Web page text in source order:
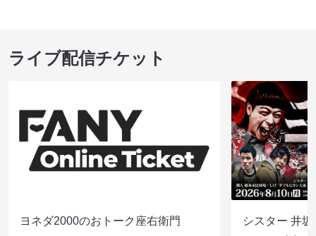
ライブ配信チケット
ヨネダ2000のおトーク座右衛門
シスター 井